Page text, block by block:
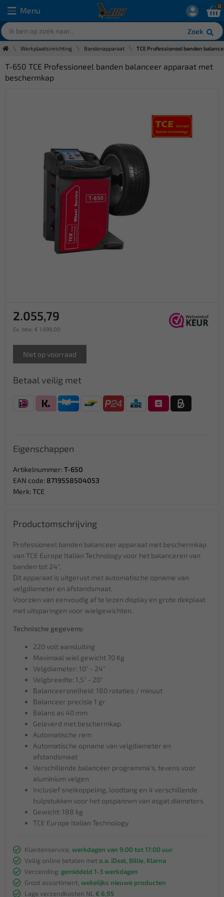
Menu
Zoek
0
Werkplaatsinrichting Bandenapparaat TCE Professioneel banden
T-650 TCE Professioneel banden balanceer apparaat met
beschermkap
2.055,79
Ex. btw: € 1.699,00
Niet op voorraad
Betaal veilig met
Eigenschappen
Artikelnummer: T-650
EAN code: 8719558504053
Merk: TCE
Productomschrijving
Professioneel banden balanceer apparaat met beschermkap
van TCE Europe Italian Technology voor het balanceren van
banden tot 24".
Dit apparaat is uitgerust met automatische opname van
velgdiameter en afstandsmaat.
Voorzien van eenvoudig af te lezen display en grote dekplaat
met uitsparingen voor wielgewichten.
Technische gegevens:
220 volt aansluiting
Maximaal wiel gewicht 70 Kg
Velgdiameter: 10" - 24"
Velgbreedte: 1,5" - 20"
Balanceersnelheid: 180 rotaties / minuut
Balanceer precisie 1 gr
Balans as 40 mm
Geleverd met beschermkap
Automatische rem
Automatische opname van velgdiameter en
afstandsmaat
Verschillende balanceer programma's, tevens voor
aluminium velgen
Inclusief snelkoppeling, loodtang en 4 verschillende
hulpstukken voor het opspannen van asgat diameters
Gewicht: 188 kg
TCE Europe Italian Technology
Klantenservice, werkdagen van 9:00 tot 17:00 uur
Veilig online betalen met o.a. iDeal, Billie, Klarna
Verzending: gemiddeld 1-3 werkdagen
Groot assortiment, wekelijks nieuwe producten
Lage verzendkosten NL € 6,95